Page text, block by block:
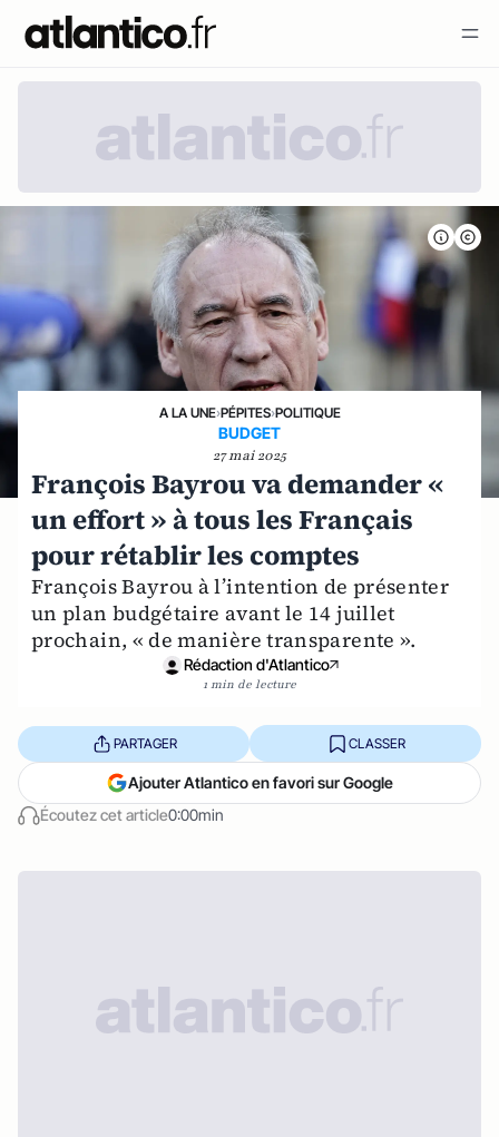
A LA UNE›PÉPITES›POLITIQUE
BUDGET
27 mai 2025
François Bayrou va demander «
un effort » à tous les Français
pour rétablir les comptes
François Bayrou à l’intention de présenter
un plan budgétaire avant le 14 juillet
prochain, « de manière transparente ».
Rédaction d'Atlantico
1 min de lecture
Écoutez cet article0:00min
PARTAGER CLASSER
Ajouter Atlantico en favori sur Google